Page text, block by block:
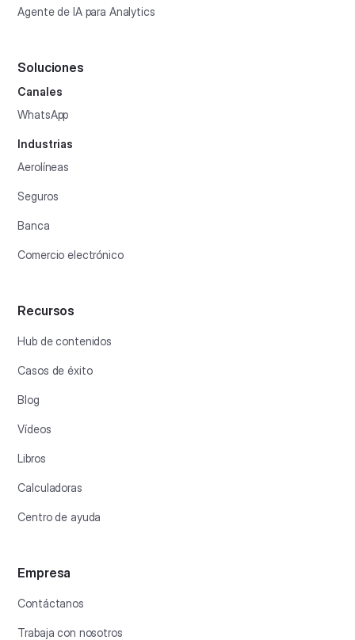
Agente de IA para Analytics
Soluciones
Canales
WhatsApp
Industrias
Aerolíneas
Seguros
Banca
Comercio electrónico
Recursos
Hub de contenidos
Casos de éxito
Blog
Vídeos
Libros
Calculadoras
Centro de ayuda
Empresa
Contáctanos
Trabaja con nosotros